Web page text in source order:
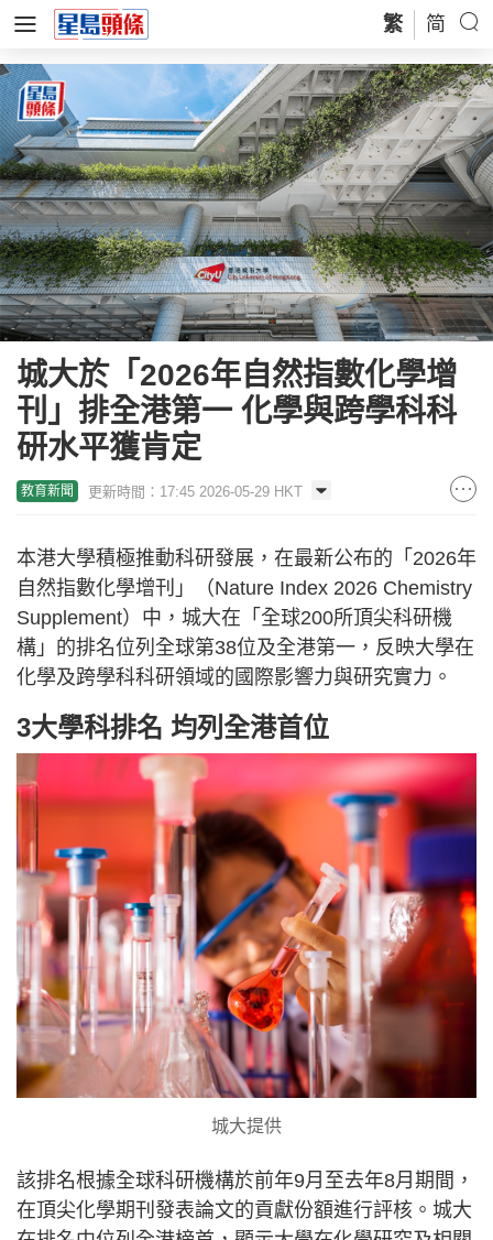
繁 简
城大於「2026年自然指數化學增
刊」排全港第一 化學與跨學科科
研水平獲肯定
教育新聞 更新時間：17:45 2026-05-29 HKT
本港大學積極推動科研發展，在最新公布的「2026年
自然指數化學增刊」（Nature Index 2026 Chemistry
Supplement）中，城大在「全球200所頂尖科研機
構」的排名位列全球第38位及全港第一，反映大學在
化學及跨學科科研領域的國際影響力與研究實力。
3大學科排名 均列全港首位
城大提供
該排名根據全球科研機構於前年9月至去年8月期間，
在頂尖化學期刊發表論文的貢獻份額進行評核。城大